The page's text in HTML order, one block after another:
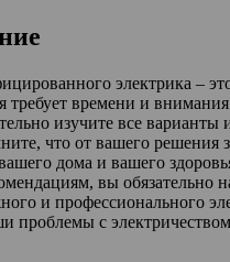
электрика –
требует времени и
изучите все варианты
что от вашего решения
дома и вашего
вы обязательно
и профессионального
проблемы с